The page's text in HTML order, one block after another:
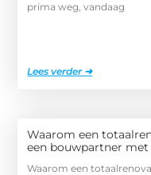
prima weg, vandaag
Lees verder ➜
Waarom een
een bouwpartner
Waarom een